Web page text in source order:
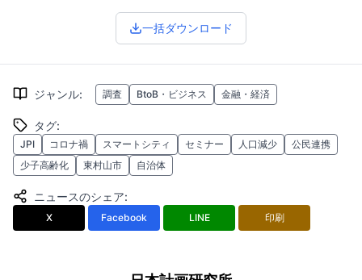
一括ダウンロード
ジャンル: 調査 BtoB・ビジネス 金融・経済
タグ:
JPI コロナ禍 スマートシティ セミナー 人口減少
公民連携
少子高齢化
東村山市 自治体
ニュースのシェア:
X Facebook LINE 印刷